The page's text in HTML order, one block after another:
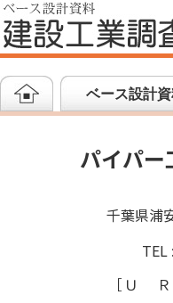
ベース設計
パイパー
千葉県浦
TEL :
［ Ｕ